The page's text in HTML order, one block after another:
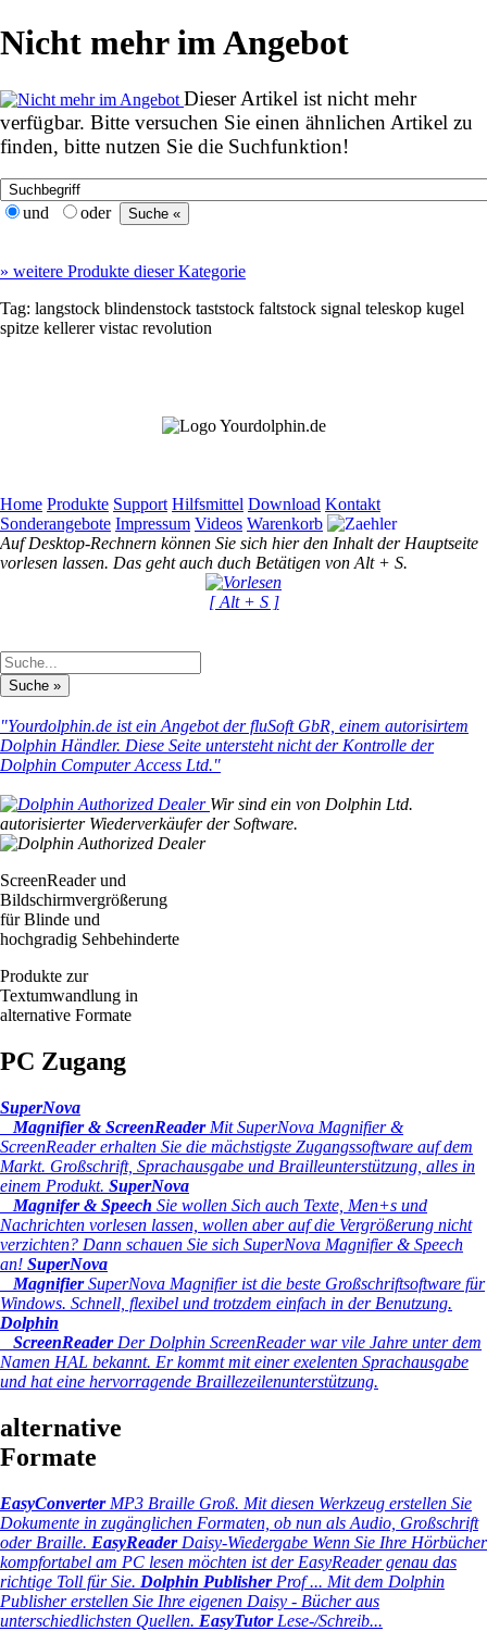
Nicht mehr im Angebot
Dieser Artikel ist nicht mehr
verfügbar. Bitte versuchen Sie einen ähnlichen Artikel zu
finden, bitte nutzen Sie die Suchfunktion!
und oder
» weitere Produkte dieser Kategorie
Tag: langstock blindenstock taststock faltstock signal teleskop kugel
spitze kellerervistac revolution
Home Produkte Support Hilfsmittel Download Kontakt
Sonderangebote Impressum Videos Warenkorb
Auf Desktop-Rechnern können Sie sich hier den Inhalt der Hauptseite
vorlesen lassen. Das geht auch duch Betätigen von Alt + S.
[ Alt + S ]
"Yourdolphin.de ist ein Angebot der fluSoft GbR, einem autorisirtem
Dolphin Händler. Diese Seite untersteht nicht der Kontrolle der
Dolphin Computer Access Ltd."
Wir sind ein von Dolphin Ltd.
autorisierter Wiederverkäufer der Software.
ScreenReader und
Bildschirmvergrößerung
für Blinde und
hochgradig Sehbehinderte
Produkte zur
Textumwandlung in
alternative Formate
PC Zugang
SuperNova
Magnifier & ScreenReaderMit SuperNova Magnifier &
ScreenReader erhalten Sie die mächstigste Zugangssoftware auf dem
Markt. Großschrift, Sprachausgabe und Brailleunterstützung, alles in
einem Produkt. SuperNova
Magnifer & Speech Sie wollen Sich auch Texte, Men+s und
Nachrichten vorlesen lassen, wollen aber auf die Vergrößerung nicht
verzichten? Dann schauen Sie sich SuperNova Magnifier & Speech
an! SuperNova
MagnifierSuperNova Magnifier ist die beste Großschriftsoftware für
Windows. Schnell, flexibel und trotzdem einfach in der Benutzung.
Dolphin
ScreenReaderDer Dolphin ScreenReader war vile Jahre unter dem
Namen HAL bekannt. Er kommt mit einer exelenten Sprachausgabe
und hat eine hervorragende Braillezeilenunterstützung.
alternative
Formate
EasyConverterMP3 Braille Groß. Mit diesen Werkzeug erstellen Sie
Dokumente in zugänglichen Formaten, ob nun als Audio, Großschrift
oder Braille. EasyReaderDaisy-Wiedergabe Wenn Sie Ihre Hörbücher
kompfortabel am PC lesen möchten ist der EasyReader genau das
richtige Toll für Sie. Dolphin PublisherProf ... Mit dem Dolphin
Publisher erstellen Sie Ihre eigenen Daisy - Bücher aus
unterschiedlichsten Quellen. EasyTutorLese-/Schreib...